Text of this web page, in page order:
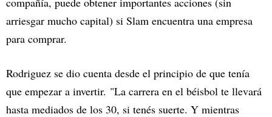
arriesgar mucho capital) si Slam encuentra una empresa
para comprar.
Rodriguez se dio cuenta desde el principio de que tenía
que empezar a invertir. "La carrera en el béisbol te llevará
hasta mediados de los 30, si tenés suerte. Y mientras